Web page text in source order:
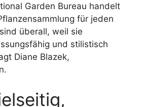
Garden Bureau handelt
für jeden
überall, weil sie
und stilistisch
Diane Blazek,